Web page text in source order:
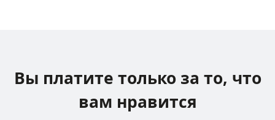
Вы платите только за то, что
вам нравится